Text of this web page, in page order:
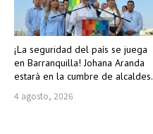
¡La seguridad del país se juega
en Barranquilla! Johana Aranda
estará en la cumbre de alcaldes.
4 agosto, 2026